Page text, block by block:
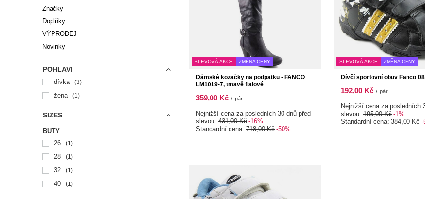
Značky
Doplňky
VÝPRODEJ
Novinky
POHLAVÍ
dívka 3
žena 1
SIZES
BUTY
26
1
28 1
32 1
40 1
SLEVOVÁ AKCE ZMĚNA CENY
Dámské kozačky na podpatku - FANCO
LM1019-7, tmavě fialové
359,00 Kč / pár
Nejnižší cena za posledních 30 dnů před
slevou: 431,00 Kč -16%
Standardní cena: 718,00 Kč -50%
SLEVOVÁ AKCE ZMĚNA CENY
Dívčí sportovní obuv Fanco
192,00 Kč / pár
Nejnižší cena za posledních
slevou: 195,00 Kč -1%
Standardní cena: 384,00 Kč -